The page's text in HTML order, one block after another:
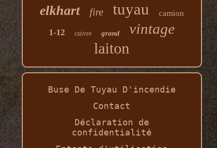
elkhart fire tuyau camion
1-12 cuivre grand vintage
laiton
Buse De Tuyau D'incendie
Contact
Déclaration de
confidentialité